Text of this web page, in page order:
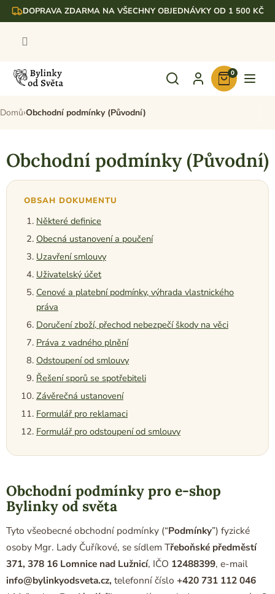
Přejít DOPRAVA ZDARMA NA VŠECHNY OBJEDNÁVKY OD 1 500 KČ
Nákupní
košík
0
Domů Obchodní podmínky (Původní)
Obchodní podmínky (Původní)
OBSAH DOKUMENTU
Některé definice
Obecná ustanovení a poučení
Uzavření smlouvy
Uživatelský účet
Cenové a platební podmínky, výhrada vlastnického
práva
Doručení zboží, přechod nebezpečí škody na věci
Práva z vadného plnění
Odstoupení od smlouvy
Řešení sporů se spotřebiteli
Závěrečná ustanovení
Formulář pro reklamaci
Formulář pro odstoupení od smlouvy
Obchodní podmínky pro e-shop
Bylinky od světa
Tyto všeobecné obchodní podmínky (“Podmínky”) fyzické
osoby Mgr. Lady Čuříkové, se sídlem Třeboňské předměstí
371, 378 16 Lomnice nad Lužnicí, IČO 12488399, e-mail
info@bylinkyodsveta.cz, telefonní číslo +420 731 112 046